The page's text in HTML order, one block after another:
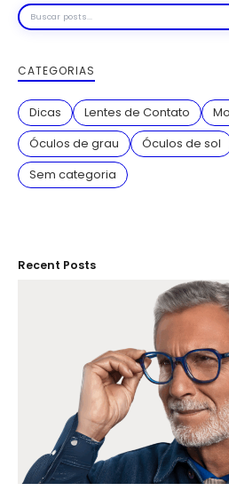
Buscar
posts
CATEGORIAS
Dicas Lentes de Contato
Óculos de grau
Óculos de sol
Sem categoria
Recent Posts